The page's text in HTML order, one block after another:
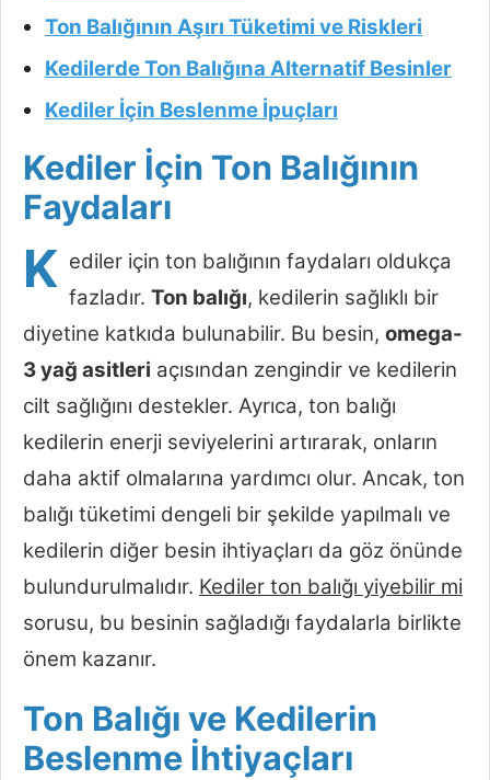
Ton Balığının Aşırı Tüketimi ve Riskleri
Kedilerde Ton Balığına Alternatif Besinler
Kediler İçin Beslenme İpuçları
Kediler İçin Ton Balığının
Faydaları
K ediler için ton balığının faydaları oldukça
fazladır. Ton balığı, kedilerin sağlıklı bir
diyetine katkıda bulunabilir. Bu besin, omega-
3 yağ asitleri açısından zengindir ve kedilerin
cilt sağlığını destekler. Ayrıca, ton balığı
kedilerin enerji seviyelerini artırarak, onların
daha aktif olmalarına yardımcı olur. Ancak, ton
balığı tüketimi dengeli bir şekilde yapılmalı ve
kedilerin diğer besin ihtiyaçları da göz önünde
bulundurulmalıdır. Kediler ton balığı yiyebilir mi
sorusu, bu besinin sağladığı faydalarla birlikte
önem kazanır.
Ton Balığı ve Kedilerin
Beslenme İhtiyaçları